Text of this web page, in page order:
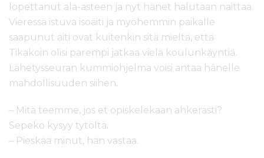
lopettanut ala-asteen ja nyt hänet halutaan naittaa.
Vieressä istuva isoäiti ja myöhemmin paikalle
saapunut äiti ovat kuitenkin sitä mieltä, että
Tikakoin olisi parempi jatkaa vielä koulunkäyntiä.
Lähetysseuran kummiohjelma voisi antaa hänelle
mahdollisuuden siihen.
– Mitä teemme, jos et opiskelekaan ahkerasti?
Sepeko kysyy tytöltä.
– Pieskää minut, hän vastaa.